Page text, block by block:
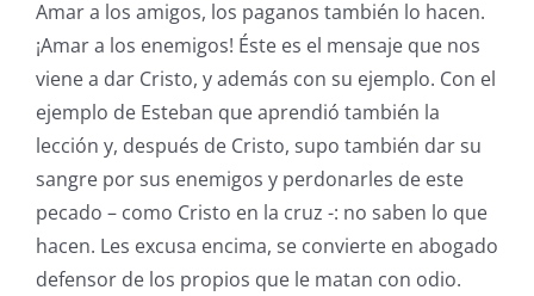
Amar a los amigos, los paganos también lo hacen.
¡Amar a los enemigos! Éste es el mensaje que nos
viene a dar Cristo, y además con su ejemplo. Con el
ejemplo de Esteban que aprendió también la
lección y, después de Cristo, supo también dar su
sangre por sus enemigos y perdonarles de este
pecado – como Cristo en la cruz -: no saben lo que
hacen. Les excusa encima, se convierte en abogado
defensor de los propios que le matan con odio.